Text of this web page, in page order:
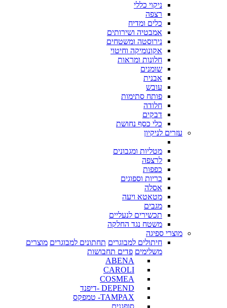
ניקוי כללי
רצפה
כלים ומדיח
אמבטיה ושירותים
נירוסטה ומשטחים
אקונומיקה וחיטוי
חלונות ומראות
שומנים
אבנית
עובש
פותח סתימות
חלודה
דבקים
כלי כסף נחושת
עזרים לניקיון
מטליות ומגבונים
לרצפה
כפפות
כריות וספוגים
אסלה
מטאטא ויעה
מגבים
תכשירים לנעליים
משטח נגד החלקה
מוצרי ספיגה
חיתולים למבוגרים תחתונים למבוגרים מוצרים
משלימים פדים תחבושות
ABENA
CAROLI
COSMEA
DEPEND -דיפנד
TAMPAX- טמפקס
סופגנים